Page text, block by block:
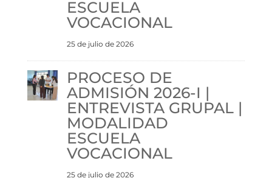
ESCUELA
VOCACIONAL
25 de julio de 2026
PROCESO DE
ADMISIÓN 2026-I |
ENTREVISTA GRUPAL |
MODALIDAD
ESCUELA
VOCACIONAL
25 de julio de 2026